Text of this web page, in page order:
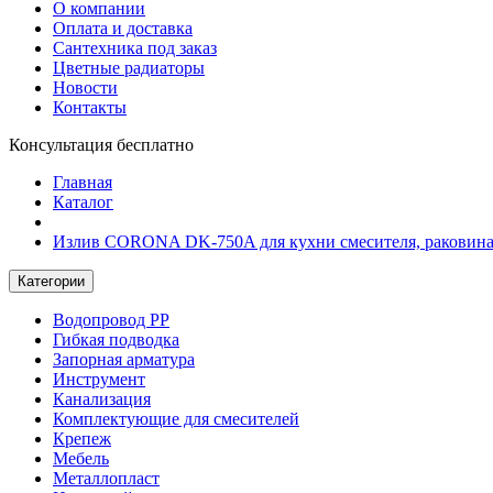
О компании
Оплата и доставка
Сантехника под заказ
Цветные радиаторы
Новости
Контакты
Консультация бесплатно
Главная
Каталог
Излив CORONA DK-750A для кухни смесителя,
Категории
Водопровод РР
Гибкая подводка
Запорная арматура
Инструмент
Канализация
Комплектующие для смесителей
Крепеж
Мебель
Металлопласт